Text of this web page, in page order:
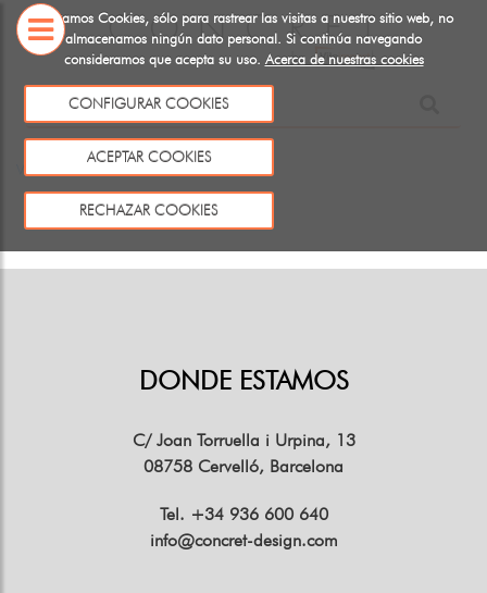
Utilizamos Cookies, sólo para rastrear las visitas a nuestro sitio web, no
almacenamos ningún dato personal. Si continúa navegando
consideramos que acepta su uso. Acerca de nuestras cookies
CONFIGURAR COOKIES
ACEPTAR COOKIES
RECHAZAR COOKIES
SOBRE
Este producto no existe o no está a la venta
Volver
DONDE ESTAMOS
C/ Joan Torruella i Urpina, 13
08758 Cervelló, Barcelona
Tel. +34 936 600 640
info@concret-design.com